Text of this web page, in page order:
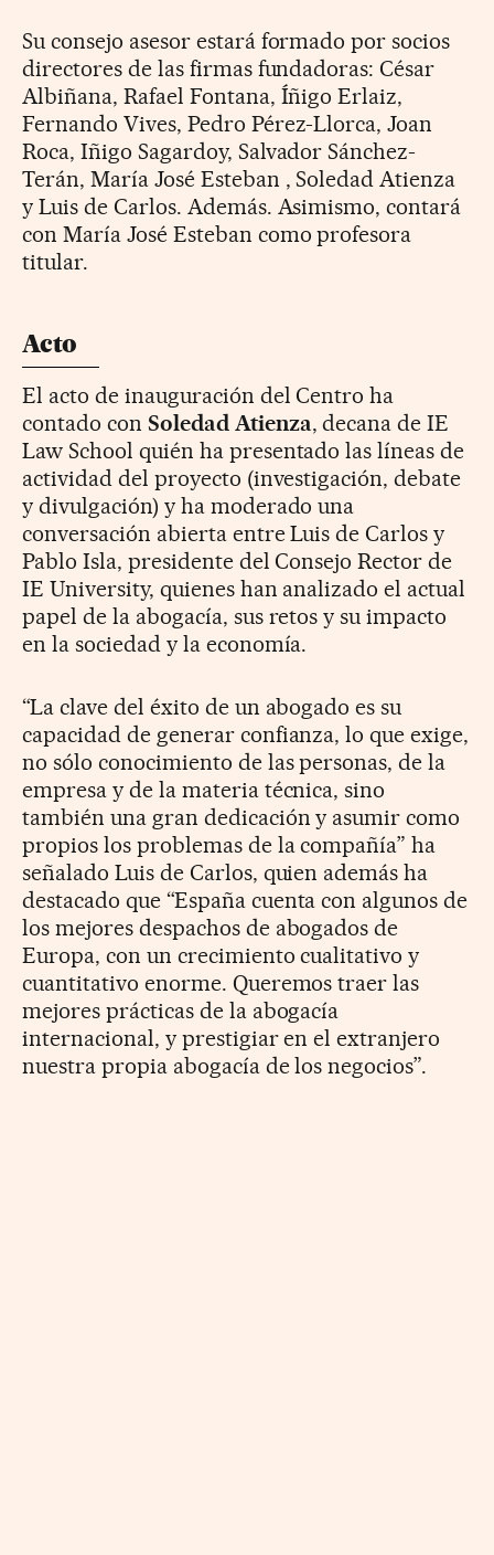
Su consejo asesor estará formado por socios
directores de las firmas fundadoras: César
Albiñana, Rafael Fontana, Íñigo Erlaiz,
Fernando Vives, Pedro Pérez-Llorca, Joan
Roca, Iñigo Sagardoy, Salvador Sánchez-
Terán, María José Esteban , Soledad Atienza
y Luis de Carlos. Además. Asimismo, contará
con María José Esteban como profesora
titular.
Acto
El acto de inauguración del Centro ha
contado con Soledad Atienza, decana de IE
Law School quién ha presentado las líneas de
actividad del proyecto (investigación, debate
y divulgación) y ha moderado una
conversación abierta entre Luis de Carlos y
Pablo Isla, presidente del Consejo Rector de
IE University, quienes han analizado el actual
papel de la abogacía, sus retos y su impacto
en la sociedad y la economía.
“La clave del éxito de un abogado es su
capacidad de generar confianza, lo que exige,
no sólo conocimiento de las personas, de la
empresa y de la materia técnica, sino
también una gran dedicación y asumir como
propios los problemas de la compañía” ha
señalado Luis de Carlos, quien además ha
destacado que “España cuenta con algunos de
los mejores despachos de abogados de
Europa, con un crecimiento cualitativo y
cuantitativo enorme. Queremos traer las
mejores prácticas de la abogacía
internacional, y prestigiar en el extranjero
nuestra propia abogacía de los negocios”.